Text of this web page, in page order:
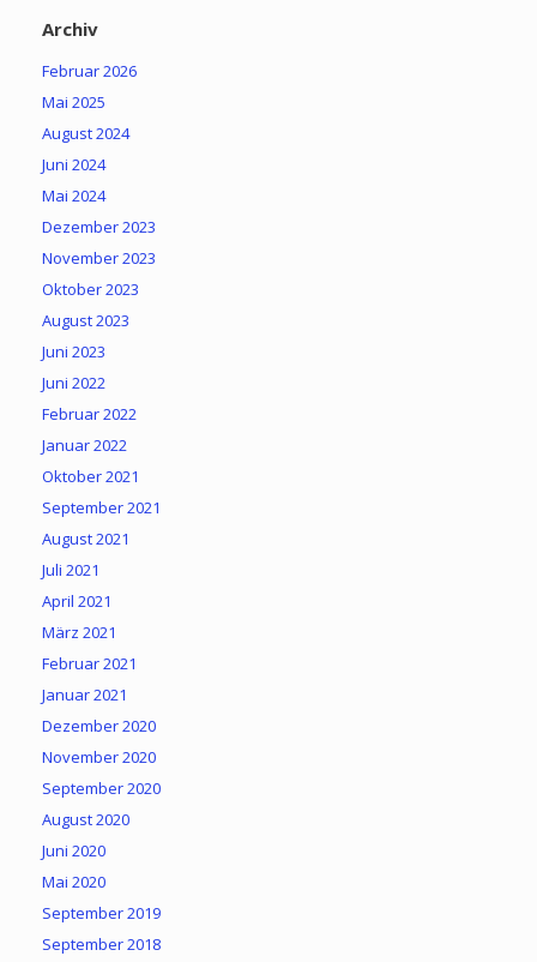
Archiv
Februar 2026
Mai 2025
August 2024
Juni 2024
Mai 2024
Dezember 2023
November 2023
Oktober 2023
August 2023
Juni 2023
Juni 2022
Februar 2022
Januar 2022
Oktober 2021
September 2021
August 2021
Juli 2021
April 2021
März 2021
Februar 2021
Januar 2021
Dezember 2020
November 2020
September 2020
August 2020
Juni 2020
Mai 2020
September 2019
September 2018